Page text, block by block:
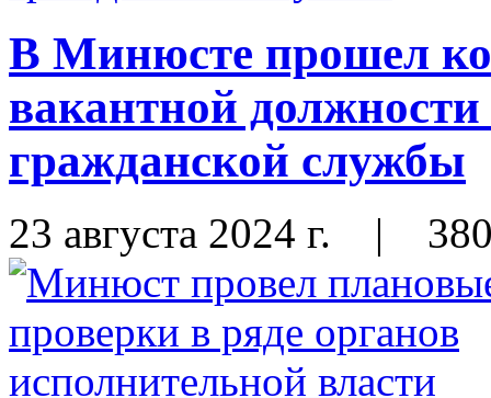
В Минюсте прошел
вакантной должности
гражданской службы
23 августа 2024 г. |